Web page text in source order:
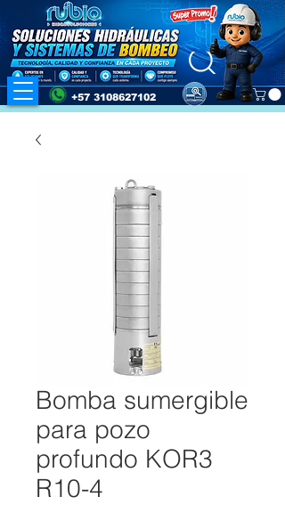
+57 3108627102
Bomba sumergible
para pozo
profundo KOR3
R10-4